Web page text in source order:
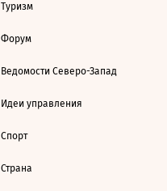
Туризм
Форум
Ведомости Северо-Запад
Идеи управления
Спорт
Страна